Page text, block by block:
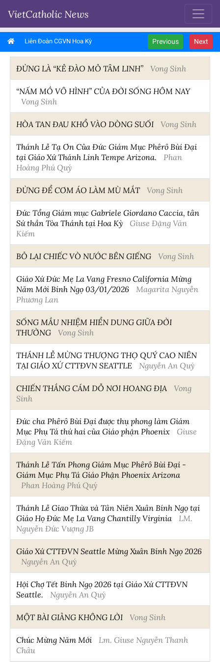
VietCatholic News
Liên Đoàn CGVN Hoa Kỳ Previous Next
ĐỪNG LÀ “KẺ ĐÀO MỎ TÂM LINH” Vong Sinh
“NẤM MỒ VÔ HÌNH” CỦA ĐỜI SỐNG HÔM NAY
Vong Sinh
HÒA TAN ĐAU KHỔ VÀO DÒNG SUỐI Vong Sinh
Thánh Lễ Tạ Ơn Của Đức Giám Mục Phêrô Bùi Đại
tại Giáo Xứ Thánh Linh Tempe Arizona.
Phan
Hoàng Phú Quý
ĐỪNG ĐỂ CƠM ÁO LÀM MÙ MẮT Vong Sinh
Đức Tổng Giám mục Gabriele Giordano Caccia, tân
Sứ thần Tòa Thánh tại Hoa Kỳ
Giuse Đặng Văn
Kiếm
BỎ LẠI CHIẾC VÒ NƯỚC BÊN GIẾNG Vong Sinh
Giáo Xứ Đức Mẹ La Vang Fresno California Mừng
Năm Mới Bính Ngọ 03/01/2026
Magarita Nguyễn
Phương Lan
SỐNG MẦU NHIỆM HIỂN DUNG GIỮA ĐỜI
THƯỜNG
Vong Sinh
THÁNH LỄ MỪNG THƯỢNG THỌ QUÝ CAO NIÊN
TẠI GIÁO XỨ CTTĐVN SEATTLE
Nguyễn An Quý
CHIẾN THẮNG CÁM DỖ NƠI HOANG ĐỊA
Vong
Sinh
Đức cha Phêrô Bùi Đại được thụ phong làm Giám
Mục Phụ Tá thứ hai của Giáo phận Phoenix
Giuse
Đặng Văn Kiếm
Thánh Lễ Tấn Phong Giám Mục Phêrô Bùi Đại -
Giám Mục Phụ Tá Giáo Phận Phoenix Arizona
Phan Hoàng Phú Quý
Thánh Lễ Giao Thừa và Tân Niên Xuân Bính Ngọ tại
Giáo Họ Đức Mẹ La Vang Chantilly Virginia
LM.
Nguyễn Đức Vượng JB
Giáo Xứ CTTĐVN Seattle Mừng Xuân Bính Ngọ 2026
Nguyễn An Quý
Hội Chợ Tết Bính Ngọ 2026 tại Giáo Xứ CTTĐVN
Seattle.
Nguyễn An Quý
MỘT BÀI GIẢNG KHÔNG LỜI Vong Sinh
Chúc Mừng Năm Mới
Lm. Giuse Nguyễn Thanh
Châu